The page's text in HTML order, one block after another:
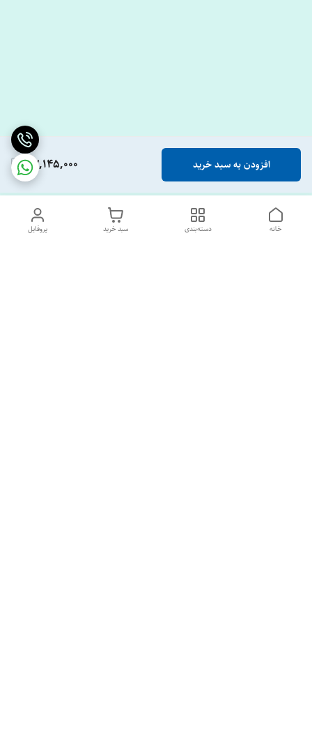
33,145,000 افزودن به سبد خرید
پروفایل سبد خرید دسته‌بندی خانه